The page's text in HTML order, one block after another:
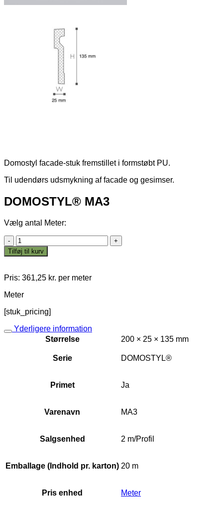
Domostyl facade-stuk fremstillet i formstøbt PU.
Til udendørs udsmykning af facade og gesimser.
DOMOSTYL® MA3
Vælg antal Meter:
DOMOSTYL®
MA3
antal
Tilføj til kurv
Pris: 361,25 kr. per meter
Meter
[stuk_pricing]
Yderligere information
Størrelse
200 × 25 × 135 mm
Serie DOMOSTYL®
Primet Ja
Varenavn MA3
Salgsenhed 2 m/Profil
Emballage (Indhold pr. karton) 20 m
Pris enhed Meter